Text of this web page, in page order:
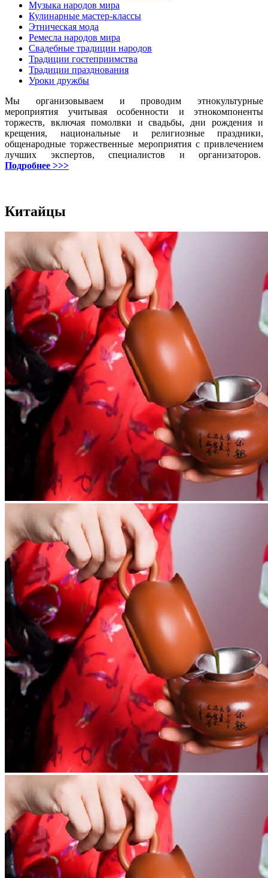
Музыка народов мира
Кулинарные мастер-классы
Этническая мода
Ремесла народов мира
Свадебные традиции народов
Традиции гостеприимства
Традиции празднования
Уроки дружбы
Мы организовываем и проводим этнокультурные
мероприятия учитывая особенности и этнокомпоненты
торжеств, включая помолвки и свадьбы, дни рождения и
крещения, национальные и религиозные праздники,
общенародные торжественные мероприятия с привлечением
лучших экспертов, специалистов и организаторов.
Подробнее >>>
Китайцы